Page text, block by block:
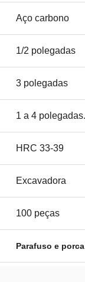
Aço carbono
1/2 polegadas
3 polegadas
1 a 4 polegadas.
HRC 33-39
Excavadora
100 peças
Parafuso e